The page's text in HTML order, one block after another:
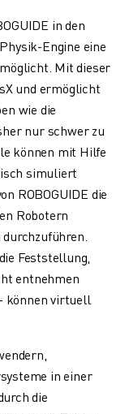
in den
Engine eine
Mit dieser
und ermöglicht
wie die
nur schwer zu
können mit Hilfe
simuliert
ROBOGUIDE die
Robotern
Feststellung,
entnehmen
können virtuell
in einer
die